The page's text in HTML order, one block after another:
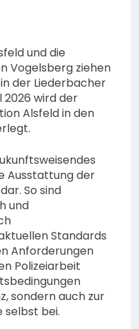
und die
Vogelsberg ziehen
der Liederbacher
2026 wird der
Alsfeld in den
Ausstattung der
So sind
und
Standards
Anforderungen
Polizeiarbeit
sondern auch zur
selbst bei.